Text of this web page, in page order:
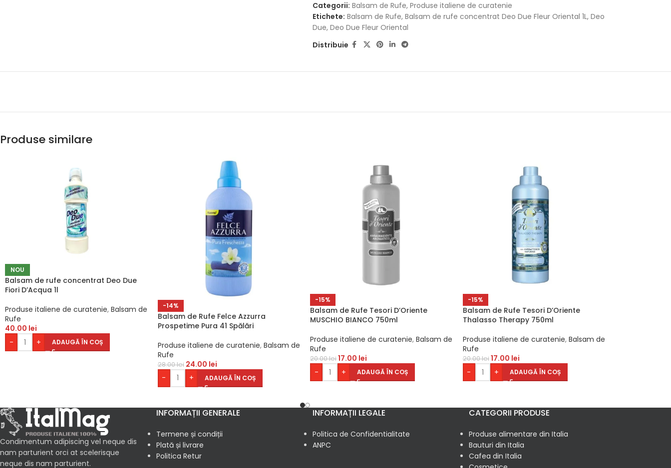
Categorii: Balsam de Rufe, Produse italiene de curatenie
Etichete: Balsam de Rufe, Balsam de rufe concentrat Deo Due Fleur Oriental 1L, Deo
Due, Deo Due Fleur Oriental
Distribuie
Produse similare
NOU
Balsam de rufe concentrat Deo Due
Fiori D’Acqua 1l
Produse italiene de curatenie, Balsam de
Rufe
40.00 lei
-
+ ADAUGĂ ÎN COȘ
-14%
Balsam de Rufe Felce Azzurra
Prospetime Pura 41 Spălări
Produse italiene de curatenie, Balsam de
Rufe
28.00lei 24.00 lei
-
+ ADAUGĂ ÎN COȘ
-15%
Balsam de Rufe Tesori D’Oriente
MUSCHIO BIANCO 750ml
Produse italiene de curatenie, Balsam de
Rufe
20.00lei17.00 lei
-
+ ADAUGĂ ÎN COȘ
-15%
Balsam de Rufe Tesori D’Oriente
Thalasso Therapy 750ml
Produse italiene de curatenie, Balsam de
Rufe
20.00lei 17.00 lei
-
+ ADAUGĂ ÎN COȘ
Condimentum adipiscing vel neque dis
nam parturient orci at scelerisque
neque dis nam parturient.
INFORMAȚII GENERALE
Termene și condiții
Plată și livrare
Politica Retur
INFORMAȚII LEGALE
Politica de Confidentialitate
ANPC
CATEGORII PRODUSE
Produse alimentare din Italia
Bauturi din Italia
Cafea din Italia